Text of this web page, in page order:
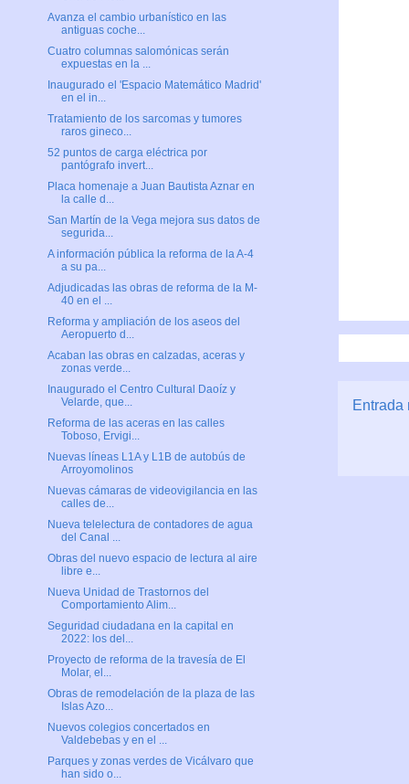
Entrada
Avanza el cambio urbanístico en las
antiguas coche...
Cuatro columnas salomónicas serán
expuestas en la ...
Inaugurado el 'Espacio Matemático Madrid'
en el in...
Tratamiento de los sarcomas y tumores
raros gineco...
52 puntos de carga eléctrica por
pantógrafo invert...
Placa homenaje a Juan Bautista Aznar en
la calle d...
San Martín de la Vega mejora sus datos de
segurida...
A información pública la reforma de la A-4
a su pa...
Adjudicadas las obras de reforma de la M-
40 en el ...
Reforma y ampliación de los aseos del
Aeropuerto d...
Acaban las obras en calzadas, aceras y
zonas verde...
Inaugurado el Centro Cultural Daoíz y
Velarde, que...
Reforma de las aceras en las calles
Toboso, Ervigi...
Nuevas líneas L1A y L1B de autobús de
Arroyomolinos
Nuevas cámaras de videovigilancia en las
calles de...
Nueva telelectura de contadores de agua
del Canal ...
Obras del nuevo espacio de lectura al aire
libre e...
Nueva Unidad de Trastornos del
Comportamiento Alim...
Seguridad ciudadana en la capital en
2022: los del...
Proyecto de reforma de la travesía de El
Molar, el...
Obras de remodelación de la plaza de las
Islas Azo...
Nuevos colegios concertados en
Valdebebas y en el ...
Parques y zonas verdes de Vicálvaro que
han sido o...